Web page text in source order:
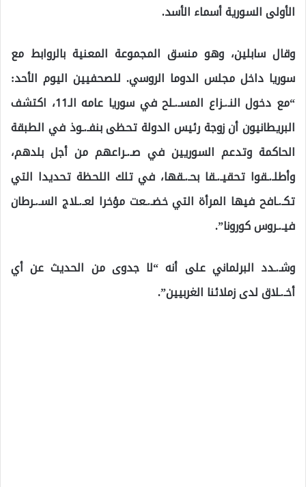
الأولى السورية أسماء الأسد.
وقال سابلين، وهو منسق المجموعة المعنية بالروابط مع
سوريا داخل مجلس الدوما الروسي. للصحفيين اليوم الأحد:
“مع دخول النـ.ـزاع المسـ.ـلح في سوريا عامه الـ11، اكتشف
البريطانيون أن زوجة رئيس الدولة تحظى بنفـ.ـوذ في الطبقة
الحاكمة وتدعم السوريين في صـ.ـراعهم من أجل بلدهم،
وأطلـ.ـقوا تحقيـ.ـقا بحـ.ـقها، في تلك اللحظة تحديدا التي
تكـ.ـافح فيها المرأة التي خضـ.ـعت مؤخرا لعـ.ـلاج السـ.ـرطان
فيـ.ـروس كورونا”.
وشـ.ـدد البرلماني على أنه “لا جدوى من الحديث عن أي
أخـ.ـلاق لدى زملائنا الغربيين”.